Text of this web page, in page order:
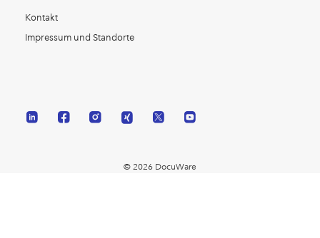
Kontakt
Impressum und Standorte
© 2026 DocuWare